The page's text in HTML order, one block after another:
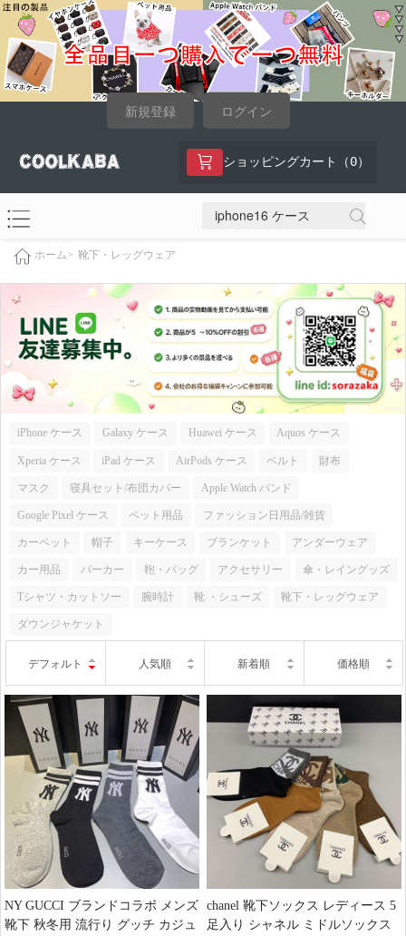
新規登録 ログイン
ショッピングカート（ 0）
ホーム> 靴下・レッグウェア
iPhone ケース Galaxy ケース Huawei ケース Aquos ケース
Xperia ケース iPad ケース AirPods ケース ベルト 財布
マスク 寝具セット/布団カバー Apple Watch バンド
Google Pixel ケース ペット用品 ファッション日用品/雑貨
カーペット 帽子 キーケース ブランケット アンダーウェア
カー用品 パーカー 鞄・バッグ アクセサリー 傘・レイングッズ
Tシャツ・カットソー 腕時計 靴 ・シューズ 靴下・レッグウェア
ダウンジャケット
デフォルト 人気順 新着順 価格順
NY GUCCI ブランドコラボ メンズ
靴下 秋冬用 流行り グッチ カジュ
chanel 靴下ソックス レディース 5
足入り シャネル ミドルソックス